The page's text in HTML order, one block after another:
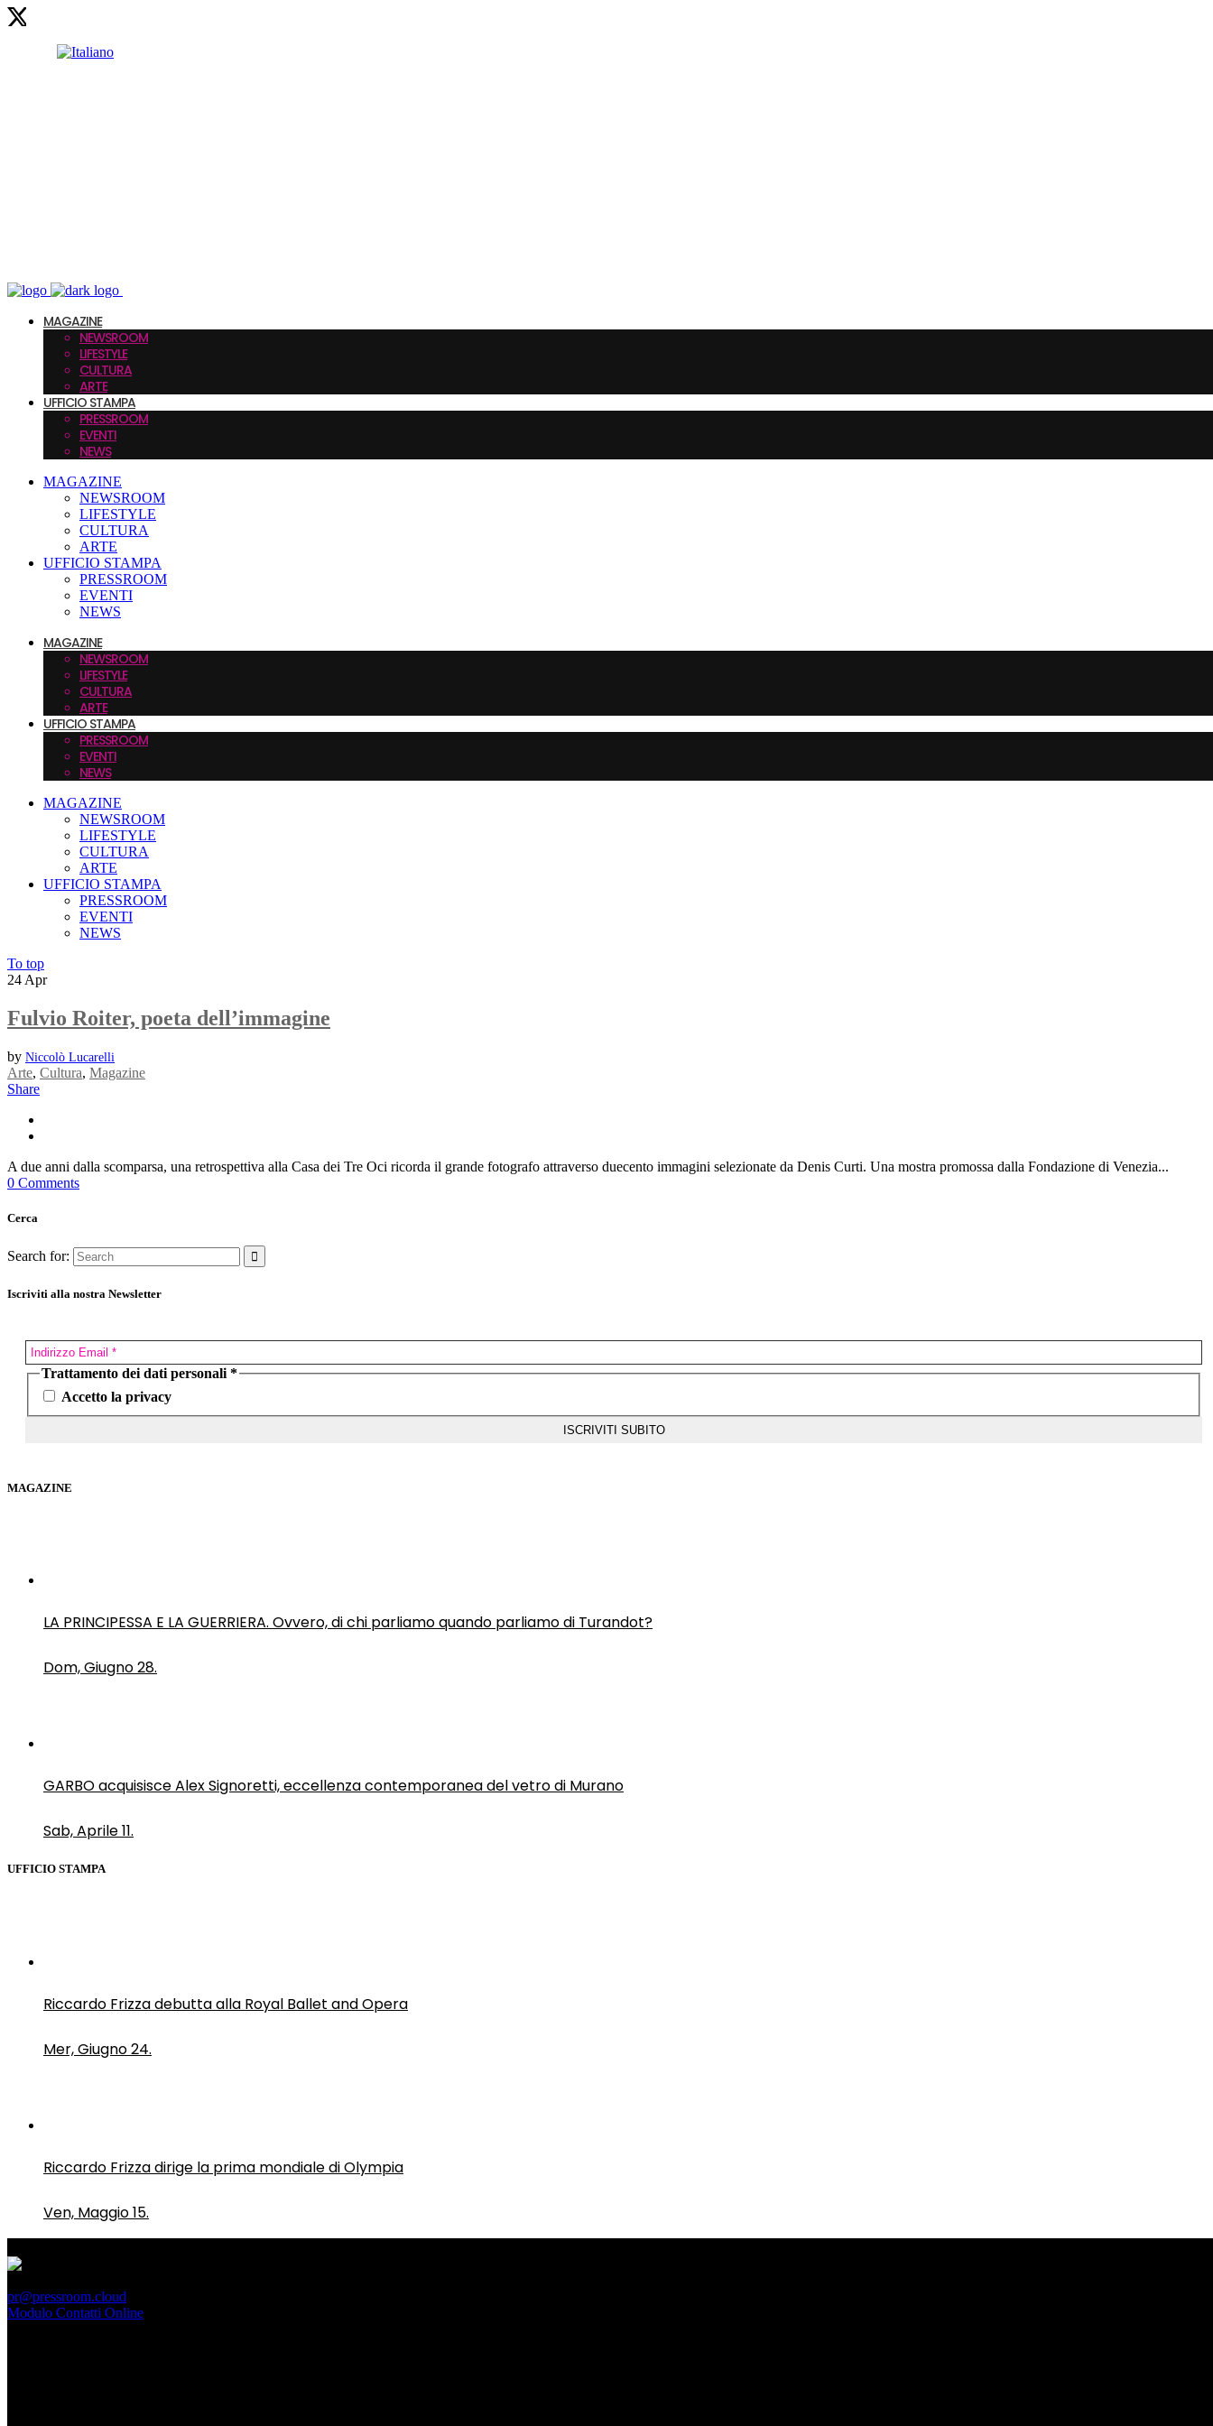
MAGAZINE
NEWSROOM
LIFESTYLE
CULTURA
ARTE
UFFICIO STAMPA
PRESSROOM
EVENTI
NEWS
MAGAZINE
NEWSROOM
LIFESTYLE
CULTURA
ARTE
UFFICIO STAMPA
PRESSROOM
EVENTI
NEWS
MAGAZINE
NEWSROOM
LIFESTYLE
CULTURA
ARTE
UFFICIO STAMPA
PRESSROOM
EVENTI
NEWS
MAGAZINE
NEWSROOM
LIFESTYLE
CULTURA
ARTE
UFFICIO STAMPA
PRESSROOM
EVENTI
NEWS
To top
24 Apr
Fulvio Roiter, poeta dell’immagine
by Niccolò Lucarelli
Arte, Cultura, Magazine
Share
A due anni dalla scomparsa, una retrospettiva alla Casa dei Tre Oci ricorda il grande fotografo attraverso duecento immagini selezionate da Denis Curti. Una mostra promossa dalla Fondazione di Venezia...
0 Comments
Cerca
Search for:
Iscriviti alla nostra Newsletter
Trattamento dei dati personali *
Accetto la privacy
MAGAZINE
LA PRINCIPESSA E LA GUERRIERA. Ovvero, di chi parliamo quando parliamo di Turandot?
Dom, Giugno 28.
GARBO acquisisce Alex Signoretti, eccellenza contemporanea del vetro di Murano
Sab, Aprile 11.
UFFICIO STAMPA
Riccardo Frizza debutta alla Royal Ballet and Opera
Mer, Giugno 24.
Riccardo Frizza dirige la prima mondiale di Olympia
Ven, Maggio 15.
pr@pressroom.cloud
Modulo Contatti Online